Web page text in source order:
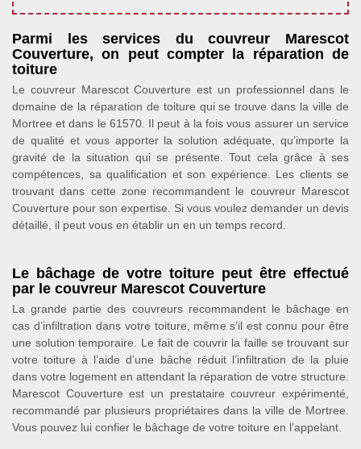
Parmi les services du couvreur Marescot
Couverture, on peut compter la réparation de
toiture
Le couvreur Marescot Couverture est un professionnel dans le
domaine de la réparation de toiture qui se trouve dans la ville de
Mortree et dans le 61570. Il peut à la fois vous assurer un service
de qualité et vous apporter la solution adéquate, qu’importe la
gravité de la situation qui se présente. Tout cela grâce à ses
compétences, sa qualification et son expérience. Les clients se
trouvant dans cette zone recommandent le couvreur Marescot
Couverture pour son expertise. Si vous voulez demander un devis
détaillé, il peut vous en établir un en un temps record.
Le bâchage de votre toiture peut être effectué
par le couvreur Marescot Couverture
La grande partie des couvreurs recommandent le bâchage en
cas d’infiltration dans votre toiture, même s’il est connu pour être
une solution temporaire. Le fait de couvrir la faille se trouvant sur
votre toiture à l’aide d’une bâche réduit l’infiltration de la pluie
dans votre logement en attendant la réparation de votre structure.
Marescot Couverture est un prestataire couvreur expérimenté,
recommandé par plusieurs propriétaires dans la ville de Mortree.
Vous pouvez lui confier le bâchage de votre toiture en l’appelant.